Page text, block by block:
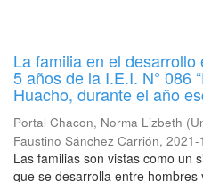
La familia en el
5 años de la I.E.I. N° 086
Huacho, durante el año
Portal Chacon, Norma Lizbeth (
Faustino Sánchez Carrión, 2021-
Las familias son vistas como un
que se desarrolla entre